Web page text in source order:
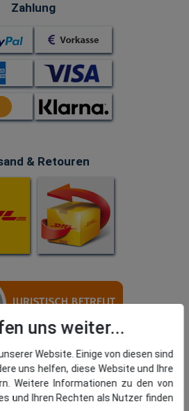
Zahlung
& Retouren
Website. Einige von diesen sind
uns helfen, diese Website und Ihre
Weitere Informationen zu den von
und Ihren Rechten als Nutzer finden